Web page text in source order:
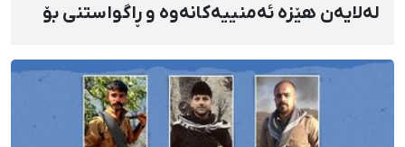
لەلایەن هێزە ئەمنییەکانەوە و ڕاگواستنی بۆ